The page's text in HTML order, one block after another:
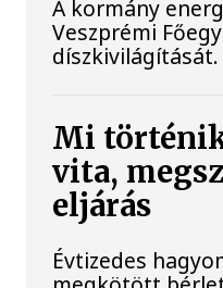
A kormány
Veszprémi
díszkivilágítását.
Mi
vita,
eljárás
Évtizedes